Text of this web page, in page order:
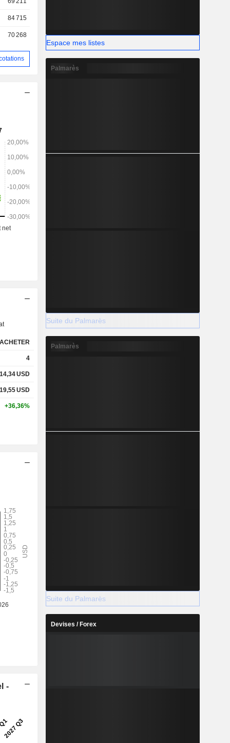
84 715
70 268
ACHETER
4
14,34USD
19,55USD
+36,36%
-
Espace mes listes
Palmarès
Suite du Palmarès
Palmarès
Suite du Palmarès
Devises / Forex